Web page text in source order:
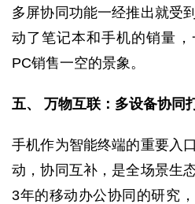
多屏协同功能一经推出就受
动了笔记本和手机的销量
PC销售一空的景象。
五、 万物互联：多设备协同
手机作为智能终端的重要入
动，协同互补，是全场景生
3年的移动办公协同的研究